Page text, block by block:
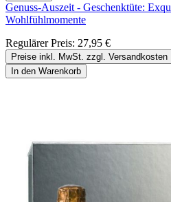
Genuss-Auszeit - Geschenktüte:
Wohlfühlmomente
Regulärer Preis: 27,95 €
Preise inkl. MwSt. zzgl. Versandkosten
In den Warenkorb